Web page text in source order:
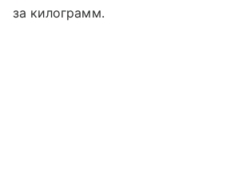
за килограмм.